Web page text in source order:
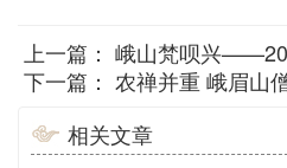
上一篇： 峨山梵呗兴——2023年
下一篇： 农禅并重 峨眉山僧
相关文章